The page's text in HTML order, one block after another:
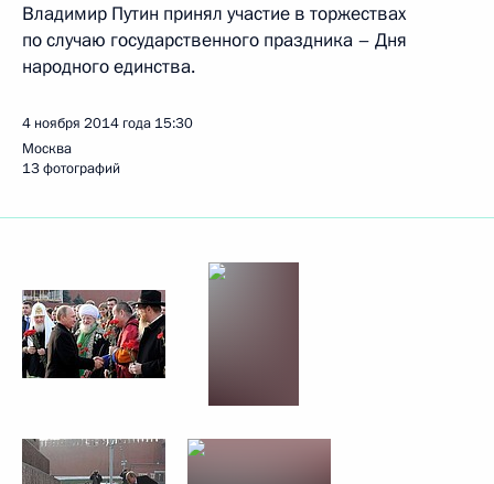
Владимир Путин принял участие в торжествах
по случаю государственного праздника – Дня
народного единства.
4 ноября 2014 года 15:30
Москва
13 фотографий